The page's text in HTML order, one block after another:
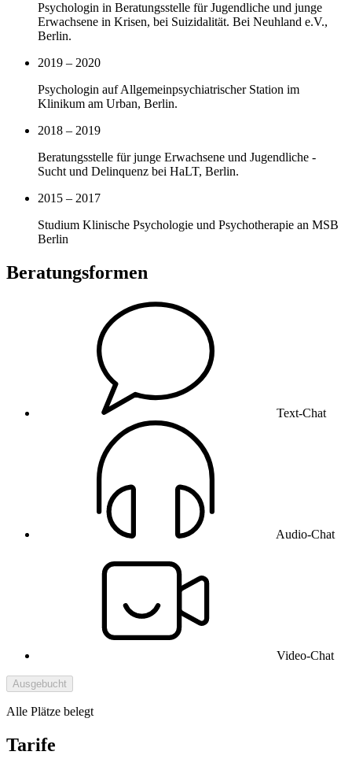
Psychologin in Beratungsstelle für Jugendliche und junge
Erwachsene in Krisen, bei Suizidalität. Bei Neuhland e.V.,
Berlin.
2019 – 2020
Psychologin auf Allgemeinpsychiatrischer Station im
Klinikum am Urban, Berlin.
2018 – 2019
Beratungsstelle für junge Erwachsene und Jugendliche -
Sucht und Delinquenz bei HaLT, Berlin.
2015 – 2017
Studium Klinische Psychologie und Psychotherapie an MSB
Berlin
Beratungsformen
Text-Chat
Audio-Chat
Video-Chat
Ausgebucht
Alle Plätze belegt
Tarife